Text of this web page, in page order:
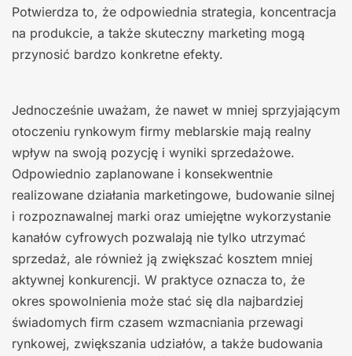
Potwierdza to, że odpowiednia strategia, koncentracja
na produkcie, a także skuteczny marketing mogą
przynosić bardzo konkretne efekty.
Jednocześnie uważam, że nawet w mniej sprzyjającym
otoczeniu rynkowym firmy meblarskie mają realny
wpływ na swoją pozycję i wyniki sprzedażowe.
Odpowiednio zaplanowane i konsekwentnie
realizowane działania marketingowe, budowanie silnej
i rozpoznawalnej marki oraz umiejętne wykorzystanie
kanałów cyfrowych pozwalają nie tylko utrzymać
sprzedaż, ale również ją zwiększać kosztem mniej
aktywnej konkurencji. W praktyce oznacza to, że
okres spowolnienia może stać się dla najbardziej
świadomych firm czasem wzmacniania przewagi
rynkowej, zwiększania udziałów, a także budowania